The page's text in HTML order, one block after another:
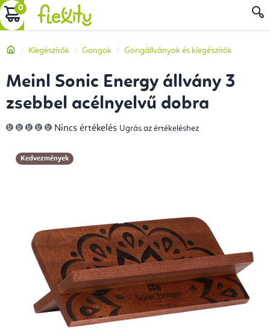
Ugrás
a
tartalomhoz
KOSÁR
Kezdőlap
Kiegészítők Gongok Gongállványok és kiegészítők
Meinl Sonic Energy állvány 3
zsebbel acélnyelvű dobra
A
termék
5-
ből
0,0
Nincs értékelés Ugrás az értékeléshez
Kedvezmények